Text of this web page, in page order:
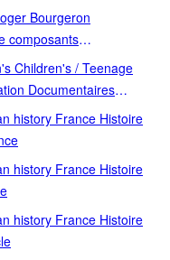
Bourgeron
composants
analogique
éditions Radio
Children's / Teenage
Documentaires
- Grandes découver
exploration
history France Histoire
history France Histoire
history France Histoire